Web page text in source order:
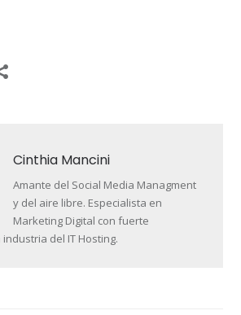
Cinthia Mancini
Amante del Social Media Managment
y del aire libre. Especialista en
Marketing Digital con fuerte
del IT Hosting.